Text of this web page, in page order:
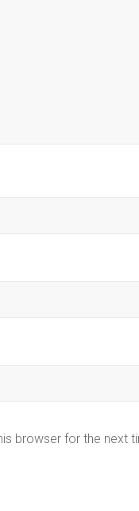
browser for the next